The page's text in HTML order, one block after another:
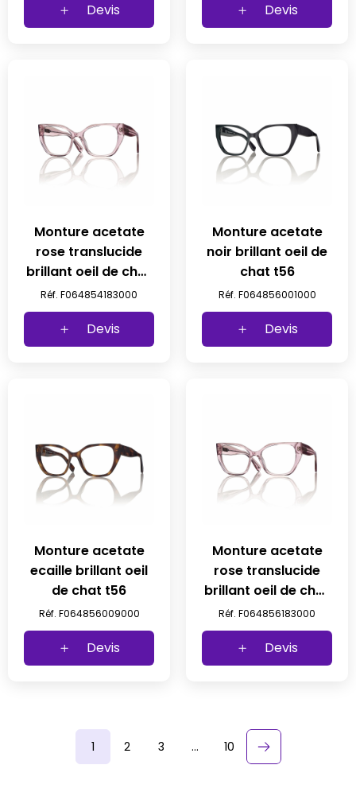
Devis Devis
Monture acetate
rose translucide
brillant oeil de chat
t54
Réf. F064854183000
Devis
Monture acetate
noir brillant oeil de
chat t56
Réf. F064856001000
Devis
Monture acetate
ecaille brillant oeil
de chat t56
Réf. F064856009000
Devis
Monture acetate
rose translucide
brillant oeil de chat
t56
Réf. F064856183000
Devis
1 2 3 … 10 keyboard_arrow_rightSuivant